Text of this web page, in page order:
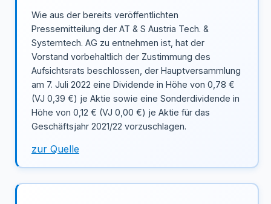
Wie aus der bereits veröffentlichten
Pressemitteilung der AT & S Austria Tech. &
Systemtech. AG zu entnehmen ist, hat der
Vorstand vorbehaltlich der Zustimmung des
Aufsichtsrats beschlossen, der Hauptversammlung
am 7. Juli 2022 eine Dividende in Höhe von 0,78 €
(VJ 0,39 €) je Aktie sowie eine Sonderdividende in
Höhe von 0,12 € (VJ 0,00 €) je Aktie für das
Geschäftsjahr 2021/22 vorzuschlagen.
zur Quelle